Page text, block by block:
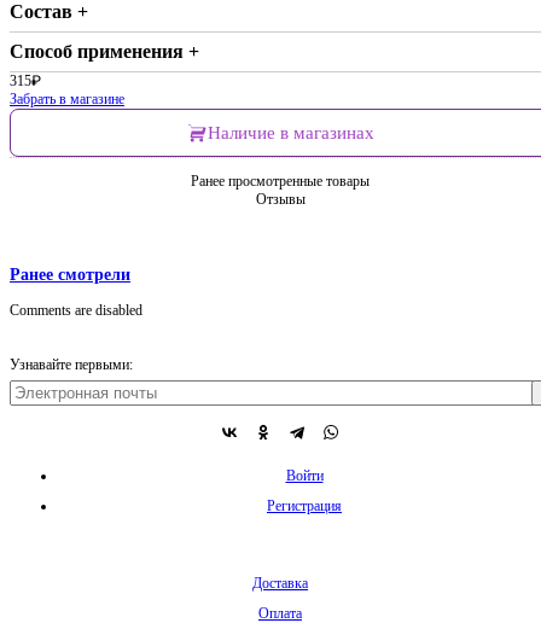
Состав +
Способ применения +
315₽
Забрать в магазине
Наличие в магазинах
Ранее просмотренные товары
Отзывы
Ранее смотрели
Comments are disabled
Узнавайте первыми:
Войти
Регистрация
Доставка
Оплата